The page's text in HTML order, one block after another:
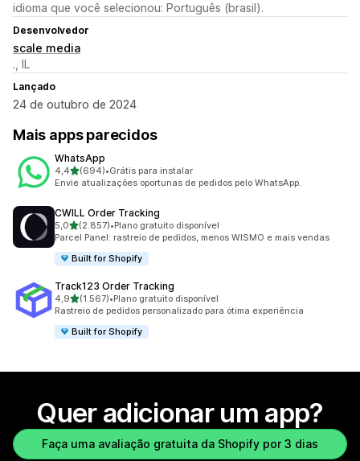
idioma que você selecionou: Português (brasil).
Desenvolvedor
scale media
., IL
Lançado
24 de outubro de 2024
Mais apps parecidos
WhatsApp
4,4de 5 estrelas
(694)
694 avaliações ao todo
•Grátis para instalar
Envie atualizações oportunas de pedidos pelo WhatsApp.
CWILL Order Tracking
5,0de 5 estrelas
(2.857)
2857 avaliações ao todo
•Plano gratuito disponível
Parcel Panel: rastreio de pedidos, menos WISMO e mais vendas
Built for Shopify
Track123 Order Tracking
4,9de 5 estrelas
(1.567)
1567 avaliações ao todo
•Plano gratuito disponível
Rastreio de pedidos personalizado para ótima experiência
Built for Shopify
Quer adicionar um app?
Faça uma avaliação gratuita da Shopify por 3 dias